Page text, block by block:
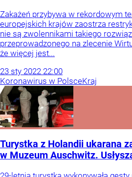
Zakażeń przybywa w rekordowym
europejskich krajów zaostrza
nie są zwolennikami takiego
przeprowadzonego na zlecenie
że więcej jest...
23 sty 2022 22:00
Koronawirus w PolsceKraj
Turystka z Holandii ukarana
w Muzeum Auschwitz.